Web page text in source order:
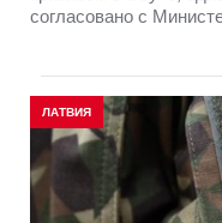
согласовано с
ЛАТВИЯ